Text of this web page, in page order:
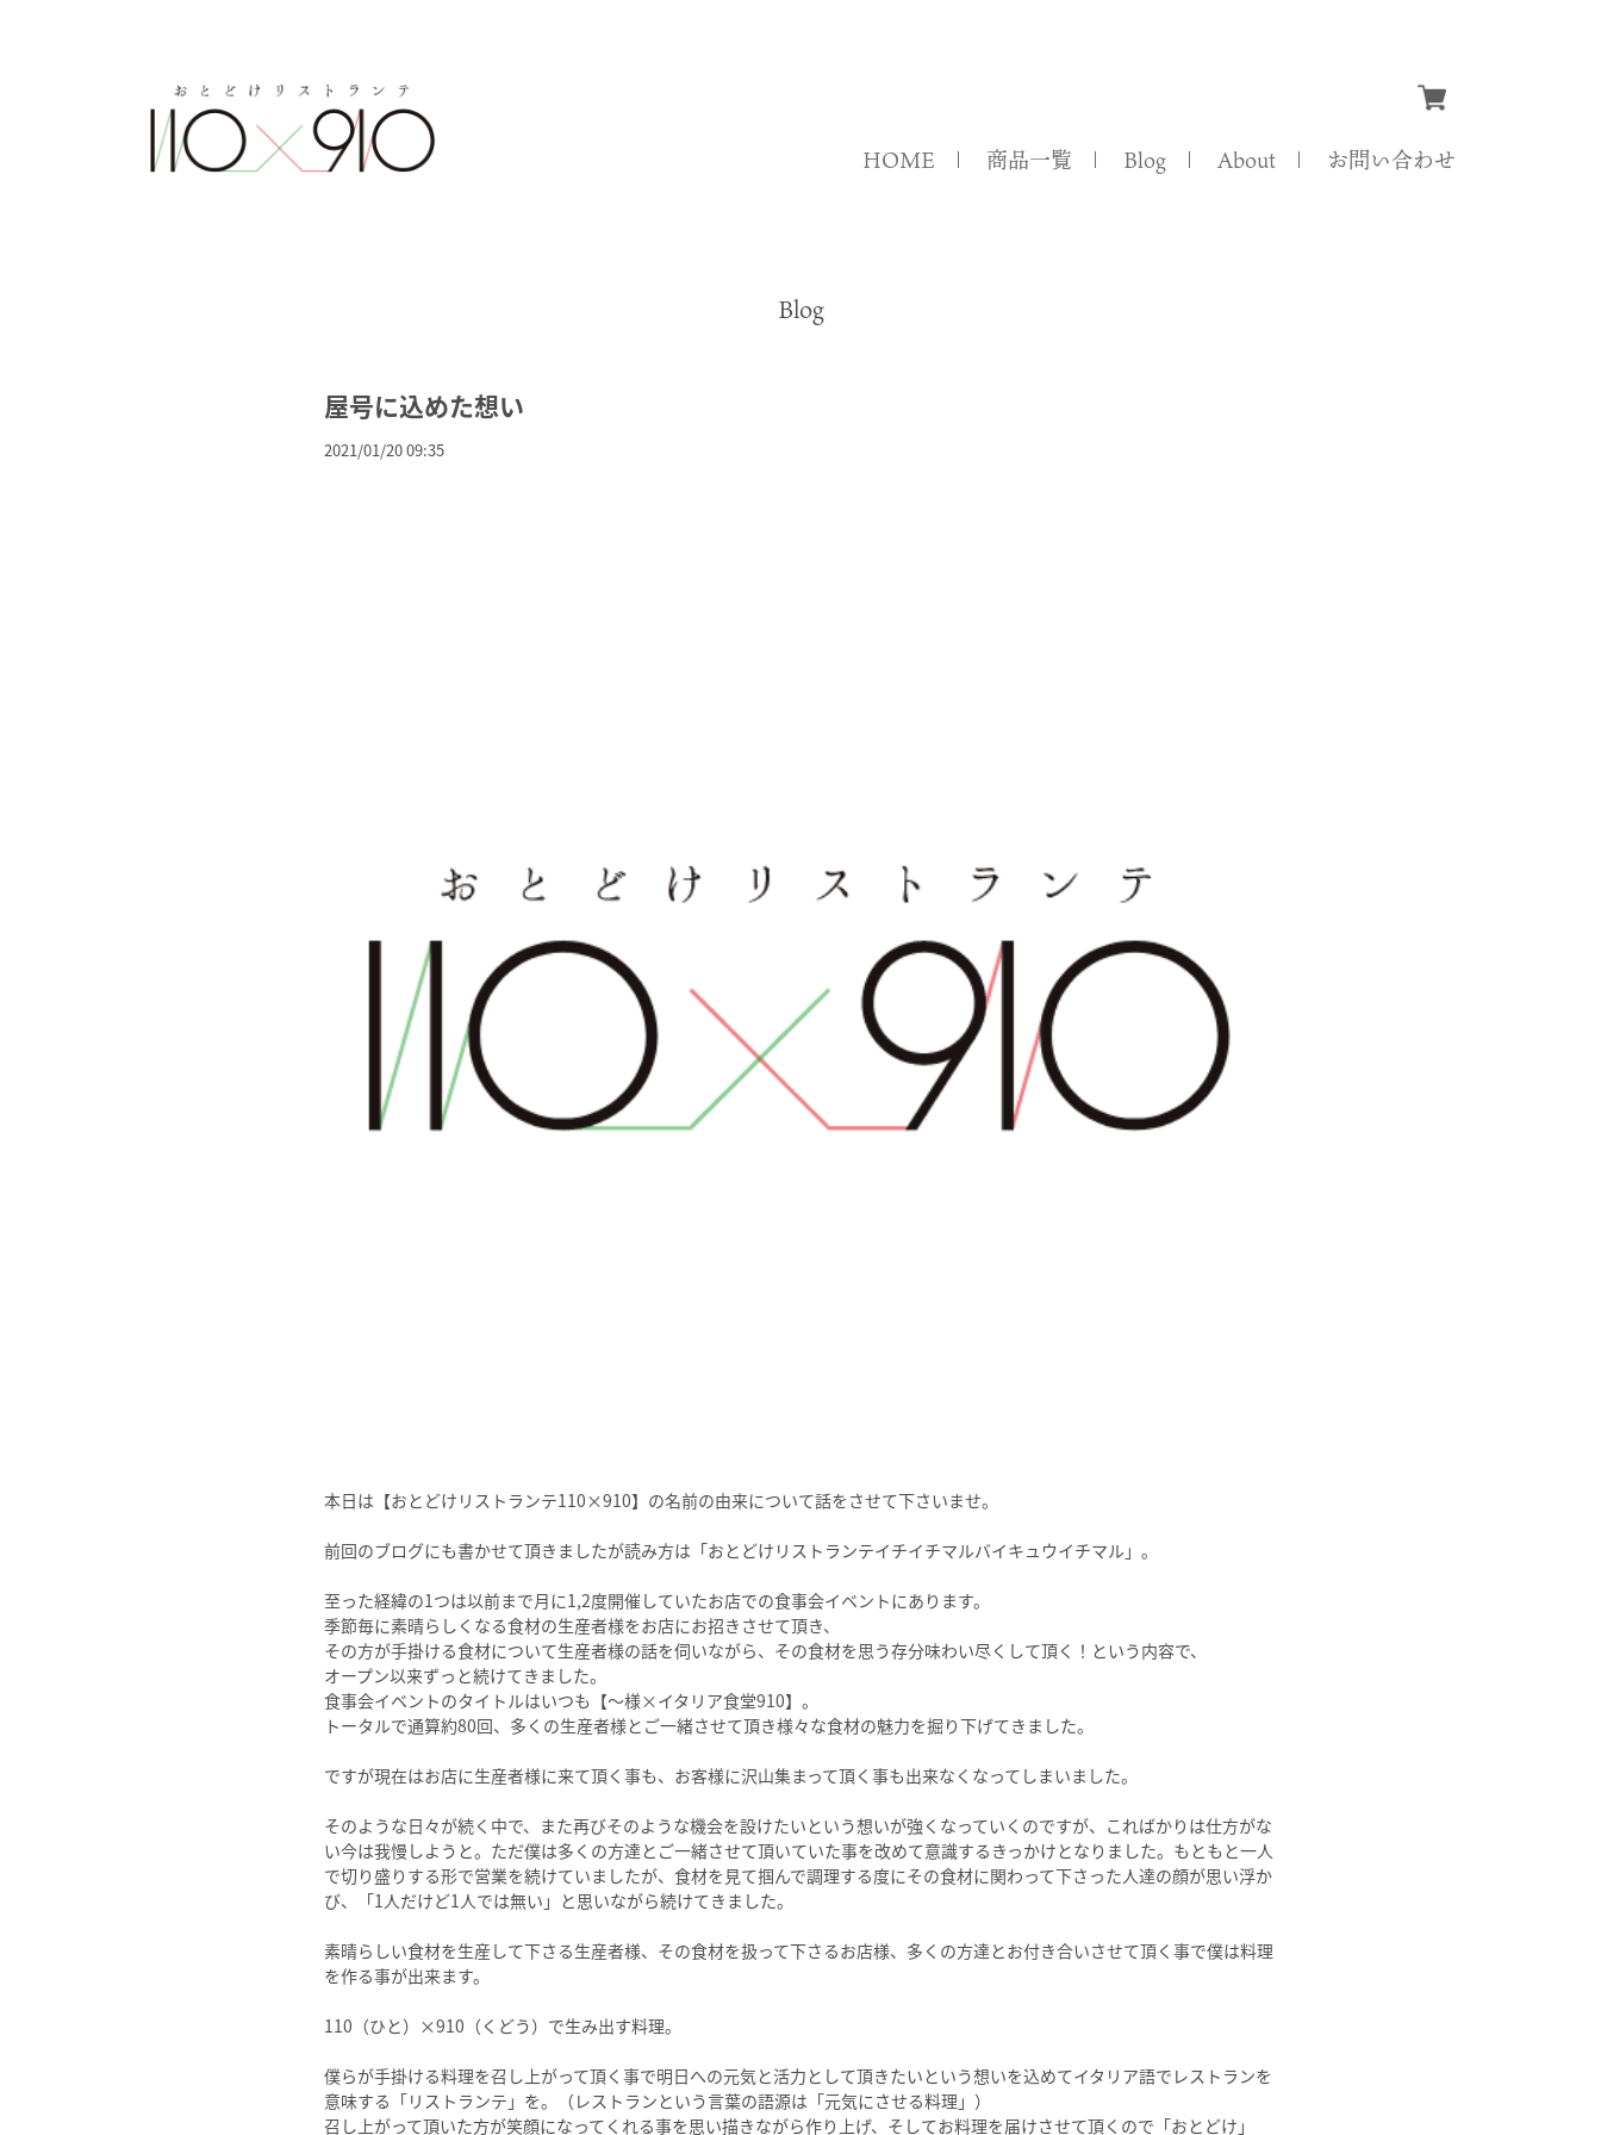
HOME 商品一覧 Blog About お問い合わせ
Blog
屋号に込めた想い
2021/01/20 09:35
本日は【おとどけリストランテ110×910】の名前の由来について話をさせて下さいませ。
前回のブログにも書かせて頂きましたが読み方は「おとどけリストランテイチイチマルバイキュウイチマル」。
至った経緯の1つは以前まで月に1,2度開催していたお店での食事会イベントにあります。
季節毎に素晴らしくなる食材の生産者様をお店にお招きさせて頂き、
その方が手掛ける食材について生産者様の話を伺いながら、その食材を思う存分味わい尽くして頂く！という内容で、
オープン以来ずっと続けてきました。
食事会イベントのタイトルはいつも【〜様×イタリア食堂910】。
トータルで通算約80回、多くの生産者様とご一緒させて頂き様々な食材の魅力を掘り下げてきました。
ですが現在はお店に生産者様に来て頂く事も、お客様に沢山集まって頂く事も出来なくなってしまいました。
そのような日々が続く中で、また再びそのような機会を設けたいという想いが強くなっていくのですが、こればかりは仕方がな
い今は我慢しようと。ただ僕は多くの方達とご一緒させて頂いていた事を改めて意識するきっかけとなりました。もともと一人
で切り盛りする形で営業を続けていましたが、食材を見て掴んで調理する度にその食材に関わって下さった人達の顔が思い浮か
び、「1人だけど1人では無い」と思いながら続けてきました。
素晴らしい食材を生産して下さる生産者様、その食材を扱って下さるお店様、多くの方達とお付き合いさせて頂く事で僕は料理
を作る事が出来ます。
110（ひと）×910（くどう）で生み出す料理。
僕らが手掛ける料理を召し上がって頂く事で明日への元気と活力として頂きたいという想いを込めてイタリア語でレストランを
意味する「リストランテ」を。（レストランという言葉の語源は「元気にさせる料理」）
召し上がって頂いた方が笑顔になってくれる事を思い描きながら作り上げ、そしてお料理を届けさせて頂くので「おとどけ」